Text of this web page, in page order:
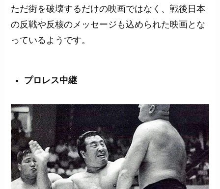
ただ街を破壊するだけの映画ではなく、戦後日本
の反戦や反核のメッセージも込められた映画とな
っているようです。
プロレス中継